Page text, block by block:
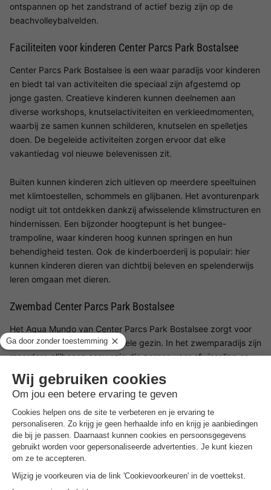
ontspannen op het zandstrand of actief bezig zijn op de
beachvolleybalvelden.
Faciliteiten voor kinderen Center Parcs Park Bostalsee
Center Parcs Park Bostalsee is een waar paradijs voor kinderen
en biedt tal van activiteiten die speciaal zijn afgestemd op
jonge gasten. Creatieve kinderen kunnen deelnemen aan
diverse workshops, knutselactiviteiten en verkleedmomenten,
waarbij ze samen kunnen schilderen, knutselen en spelletjes
doen. De begeleide activiteiten zorgen ervoor dat elke
vakantiedag vol nieuwe belevenissen zit.
Buiten kunnen kinderen zich uitleven op meerdere speeltuinen
met klimtoestellen, schommels en glijbanen. Het avonturenpark
nodigt uit tot ontdekken dankzij afwisselende klimstructuren en
hindernissen. Een bijzonder hoogtepunt is het bungee-
trampoline, waar kinderen hoog kunnen springen en hun
behendigheid testen. Ook de kinderboerderij is populair: hier
kunnen kinderen dieren van dichtbij beleven en spelenderwijs
leren omgaan met dieren.
Zwembad Center Parcs Park Bostalsee
Het Aqua Mundo van Center Parcs Park Bostalsee zorgt voor
volop waterplezier voor het hele gezin. In het zwemparadijs zijn
meerdere glijbanen aanwezig die zorgen voor afwisseling en
Playhouse, een waterspeelzone met spetterende
waterattracties, kiepemmer en kleine glijbanen.
Voor ontspanning kun je gebruikmaken van de bubbelbaden of
rustig door de zwembaden drijven. Ook aan de jongste gasten
is gedacht, met aparte kinderzones waar zij veilig kunnen
worden er in het Aqua Mundo activiteiten zoals babyzwemmen